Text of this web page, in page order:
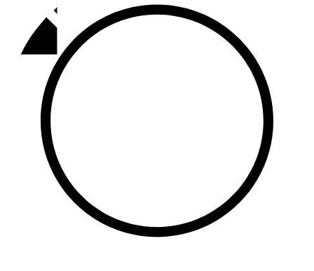
Базарлы матак
107,1 FM
Балык бистәсе
104,9 FM
Баулы
107,5 FM
Биләр